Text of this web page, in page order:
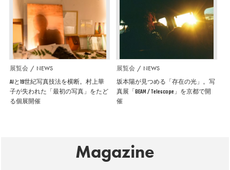
展覧会 NEWS
AIと19世紀写真技法を横断。村上華
子が失われた「最初の写真」をたど
る個展開催
展覧会 NEWS
坂本陽が見つめる「存在の光」。写
真展「BEAM / Telescope」を京都で開
催
Magazine